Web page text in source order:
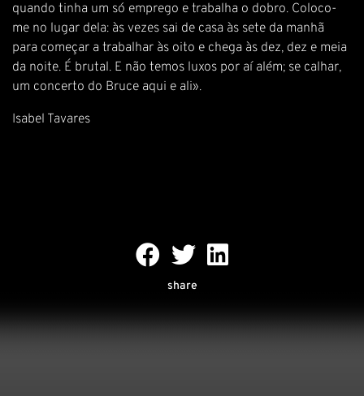
quando tinha um só emprego e trabalha o dobro. Coloco-
me no lugar dela: às vezes sai de casa às sete da manhã
para começar a trabalhar às oito e chega às dez, dez e meia
da noite. É brutal. E não temos luxos por aí além; se calhar,
um concerto do Bruce aqui e ali».
Isabel Tavares
share